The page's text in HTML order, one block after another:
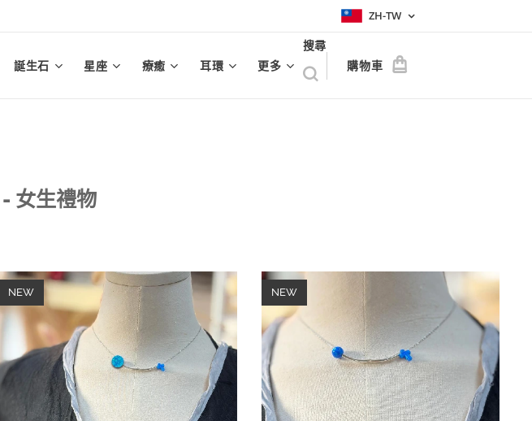
ZH-TW
誕生石 星座 療癒 耳環 更多
搜尋
購物車
- 女生禮物
NEW NEW